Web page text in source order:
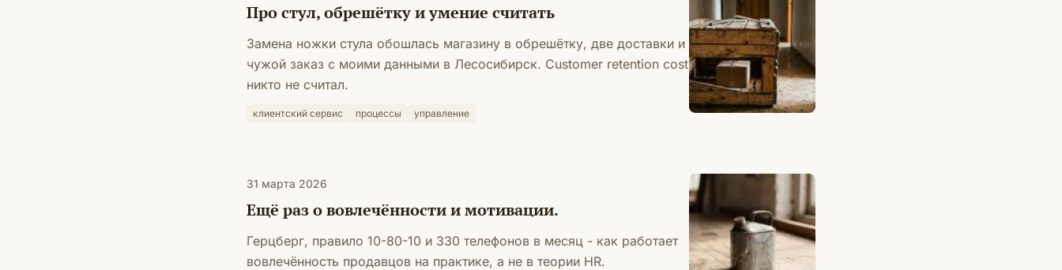
Про стул, обрешётку и умение считать
Замена ножки стула обошлась магазину в обрешётку, две доставки и
чужой заказ с моими данными в Лесосибирск. Customer retention cost
никто не считал.
клиентский сервис процессы управление
31 марта 2026
Ещё раз о вовлечённости и мотивации.
Герцберг, правило 10-80-10 и 330 телефонов в месяц - как работает
вовлечённость продавцов на практике, а не в теории HR.